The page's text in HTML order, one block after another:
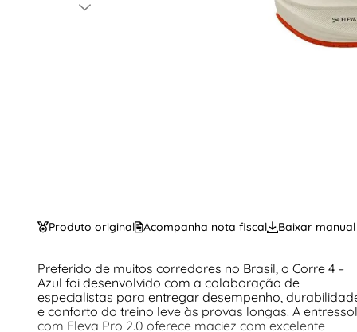
Produto original Acompanha nota fiscal Baixar manual
Preferido de muitos corredores no Brasil, o Corre 4 –
Azul foi desenvolvido com a colaboração de
especialistas para entregar desempenho,
e conforto do treino leve às provas longas. A
com Eleva Pro 2.0 oferece maciez com excelente